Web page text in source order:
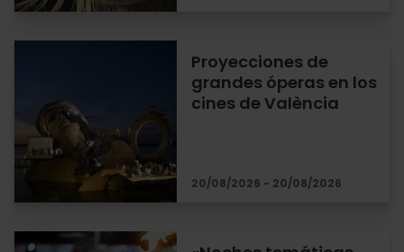
Proyecciones de
grandes óperas en los
cines de València
20/08/2026 - 20/08/2026